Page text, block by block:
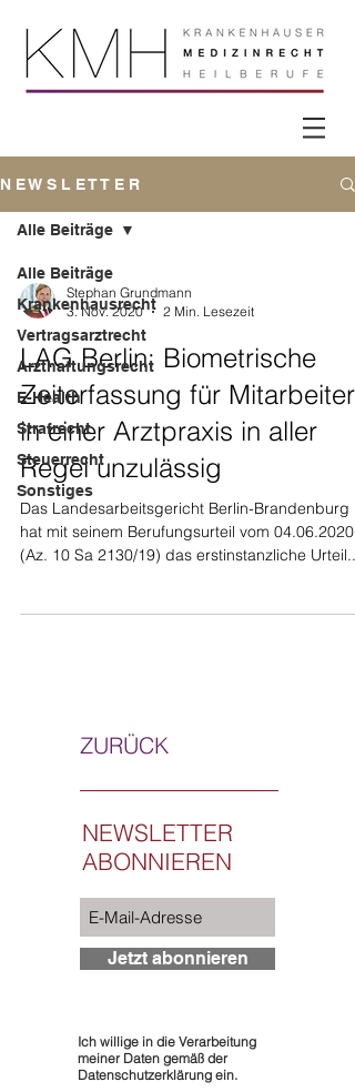
N E W S L E T T E R
Alle Beiträge
Krankenhausrecht
Vertragsarztrecht
Arzthaftungsrecht
E-Health
Strafrecht
Steuerrecht
Sonstiges
Alle Beiträge
Stephan Grundmann
3. Nov. 2020
2 Min. Lesezeit
LAG Berlin: Biometrische
Zeiterfassung für Mitarbeiter
in einer Arztpraxis in aller
Regel unzulässig
Das Landesarbeitsgericht Berlin-Brandenburg
hat mit seinem Berufungsurteil vom 04.06.2020
(Az. 10 Sa 2130/19) das erstinstanzliche Urteil...
ZURÜCK
NEWSLETTER
ABONNIEREN
Jetzt abonnieren
Ich willige in die Verarbeitung
meiner Daten gemäß der
Datenschutzerklärung ein.